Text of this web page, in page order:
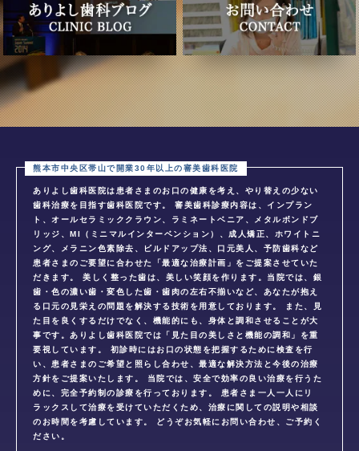
ありよし歯科医院は患者さまのお口の健康を考え、やり替えの少ない
歯科治療を目指す歯科医院です。 審美歯科診療内容は、インプラン
ト、オールセラミッククラウン、ラミネートベニア、メタルボンドブ
リッジ、MI（ミニマルインターベンション）、成人矯正、ホワイトニ
ング、メラニン色素除去、ビルドアップ法、口元美人、予防歯科など
患者さまのご要望に合わせた「最適な治療計画」をご提案させていた
だきます。 美しく整った歯は、美しい笑顔を作ります。当院では、銀
歯・色の濃い歯・変色した歯・歯肉の左右不揃いなど、あなたが抱え
る口元の見栄えの問題を解決する技術を用意しております。 また、見
た目を良くするだけでなく、機能的にも、身体と調和させることが大
事です。ありよし歯科医院では「見た目の美しさと機能の調和」を重
要視しています。 初診時にはお口の状態を把握するために検査を行
い、患者さまのご希望と照らし合わせ、最適な解決方法と今後の治療
方針をご提案いたします。 当院では、安全で効率の良い治療を行うた
めに、完全予約制の診療を行っております。 患者さま一人一人にリ
ラックスして治療を受けていただくため、治療に関しての説明や相談
のお時間を考慮しています。 どうぞお気軽にお問い合わせ、ご予約く
ださい。